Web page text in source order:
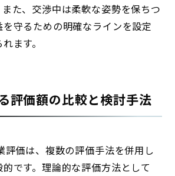
た、交渉中は柔軟な姿勢を保ちつ
守るための明確なラインを設定
ます。
評価額の比較と検討手法
評価は、複数の評価手法を併用し
です。理論的な評価方法として